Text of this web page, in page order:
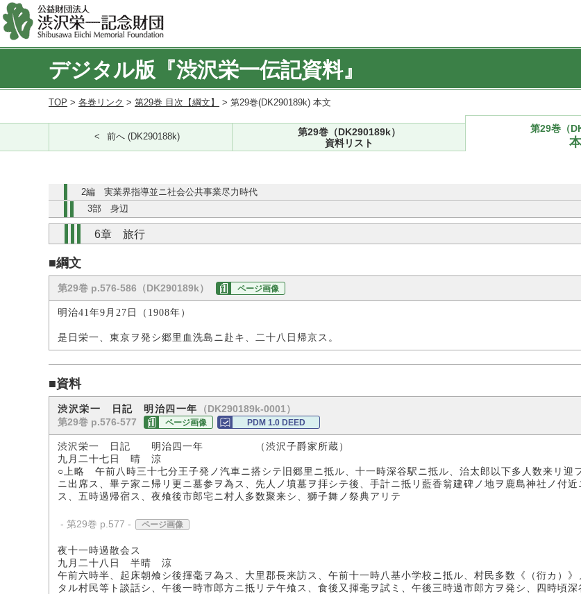
デジタル版『渋沢栄一伝記資料』
TOP > 各巻リンク > 第29巻 目次【綱文】 > 第29巻(DK290189k) 本文
前へ (DK290188k)
第29巻（DK290189k）
資料リスト
第29巻（
2編 実業界指導並ニ社会公共事業尽力時代
3部 身辺
6章 旅行
■綱文
第29巻 p.576-586（DK290189k） ページ画像
明治41年9月27日（1908年）
是日栄一、東京ヲ発シ郷里血洗島ニ赴キ、二十八日帰京ス。
■資料
渋沢栄一 日記 明治四一年
（DK290189k-0001）
第29巻 p.576-577
ページ画像 PDM 1.0 DEED
渋沢栄一 日記 明治四一年 （渋沢子爵家所蔵）
九月二十七日 晴 涼
○上略 午前八時三十七分王子発ノ汽車ニ搭シテ旧郷里ニ抵ル、十一時深谷駅ニ抵ル、治太郎以下多人数来リ迎
ニ出席ス、畢テ家ニ帰リ更ニ墓参ヲ為ス、先人ノ墳墓ヲ拝シテ後、手計ニ抵リ藍香翁建碑ノ地ヲ鹿島神社ノ付
ス、五時過帰宿ス、夜飧後市郎宅ニ村人多数聚来シ、獅子舞ノ祭典アリテ
- 第29巻 p.577 - ページ画像
夜十一時過散会ス
九月二十八日 半晴 涼
午前六時半、起床朝飧シ後揮毫ヲ為ス、大里郡長来訪ス、午前十一時八基小学校ニ抵ル、村民多数《（衍カ）
タル村民等ト談話シ、午後一時市郎方ニ抵リテ午飧ス、食後又揮毫ヲ試ミ、午後三時過市郎方ヲ発シ、四時頃